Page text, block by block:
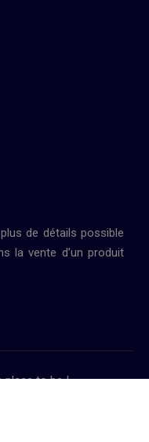
de détails possible
la vente d’un produit
place to be !